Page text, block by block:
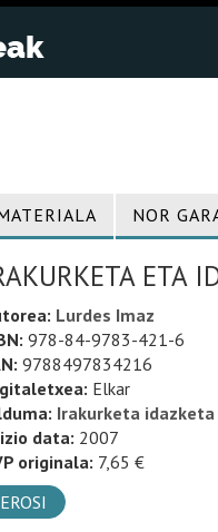
NOR
ETA
Lurdes Imaz
978-84-9783-421-6
9788497834216
Elkar
Irakurketa
data: 2007
originala: 7,65 €
EROSI